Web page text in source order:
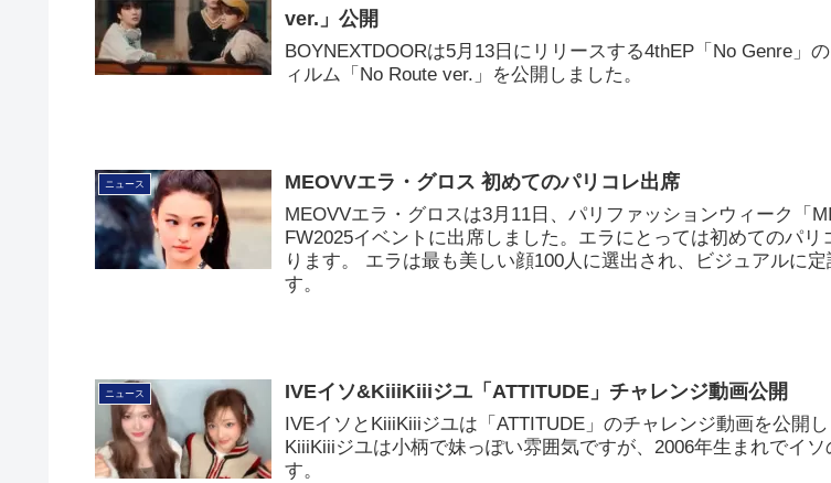
ver.」公開
BOYNEXTDOORは5月13日にリリースする4thEP「No Genre」
ィルム「No Route ver.」を公開しました。
ニュース MEOVVエラ・グロス 初めてのパリコレ出席
MEOVVエラ・グロスは3月11日、パリファッションウィーク「
FW2025イベントに出席しました。エラにとっては初めてのパリ
ります。 エラは最も美しい顔100人に選出され、ビジュアルに定
す。
ニュース IVEイソ&KiiiKiiiジユ「ATTITUDE」チャレンジ動画公開
IVEイソとKiiiKiiiジユは「ATTITUDE」のチャレンジ動画を公開し
KiiiKiiiジユは小柄で妹っぽい雰囲気ですが、2006年生まれでイ
す。